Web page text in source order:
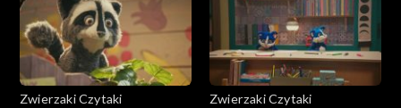
Zwierzaki Czytaki
Zwierzaki Czytaki